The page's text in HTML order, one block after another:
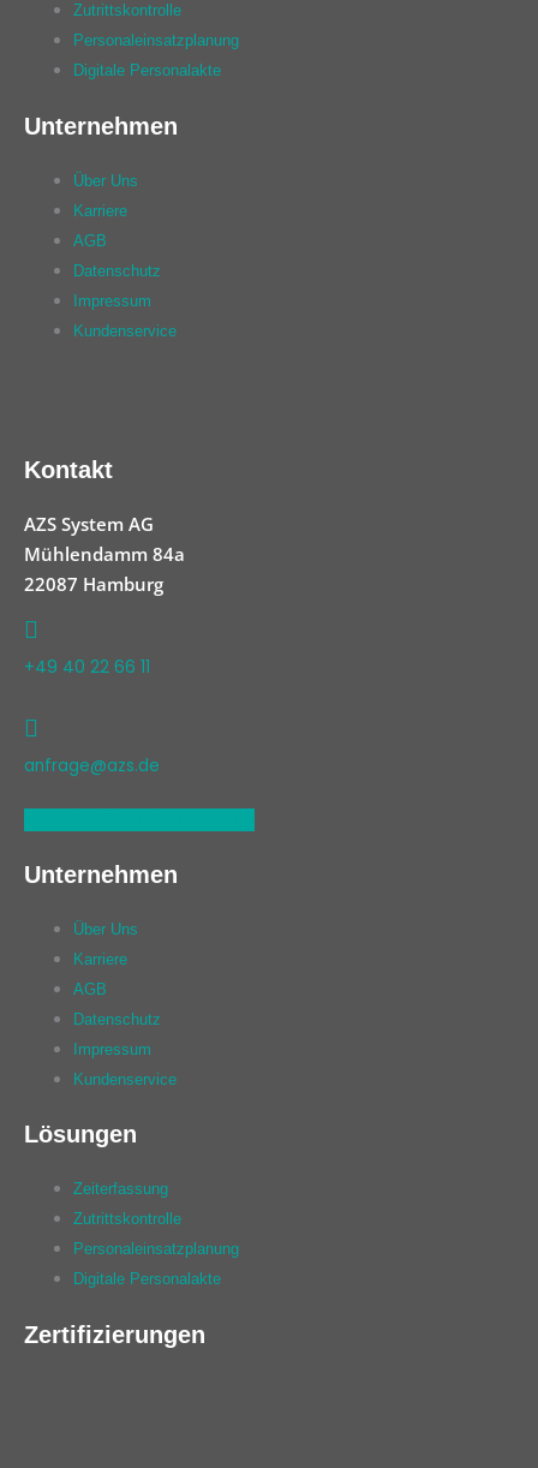
Zutrittskontrolle
Personaleinsatzplanung
Digitale Personalakte
Unternehmen
Über Uns
Karriere
AGB
Datenschutz
Impressum
Kundenservice
Kontakt
AZS System AG
Mühlendamm 84a
22087 Hamburg
+49 40 22 66 11
anfrage@azs.de
Unternehmen
Über Uns
Karriere
AGB
Datenschutz
Impressum
Kundenservice
Lösungen
Zeiterfassung
Zutrittskontrolle
Personaleinsatzplanung
Digitale Personalakte
Zertifizierungen